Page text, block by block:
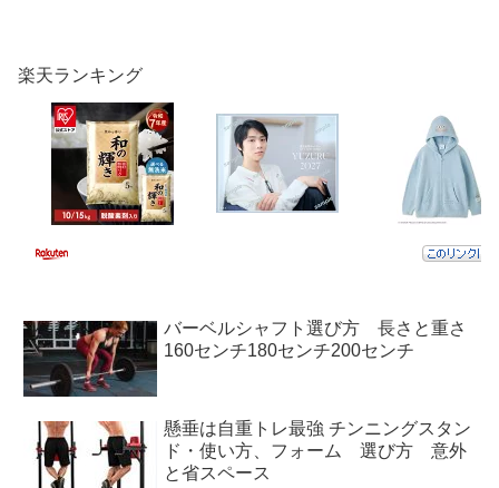
楽天ランキング
バーベルシャフト選び方 長さと重さ
160センチ180センチ200センチ
懸垂は自重トレ最強 チンニングスタン
ド・使い方、フォーム 選び方 意外
と省スペース